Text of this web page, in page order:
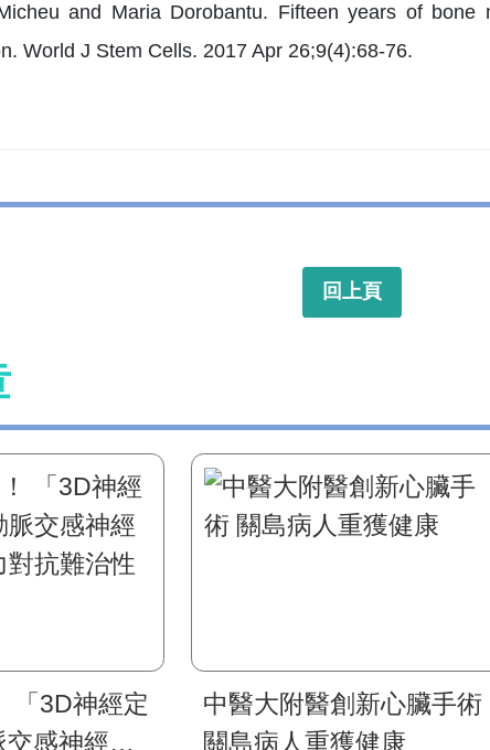
and Maria Dorobantu. Fifteen years of
World J Stem Cells. 2017 Apr 26;9(4):68-76.
回上頁
感神經阻
中醫大附醫創新心臟手術
關島病人重獲健康